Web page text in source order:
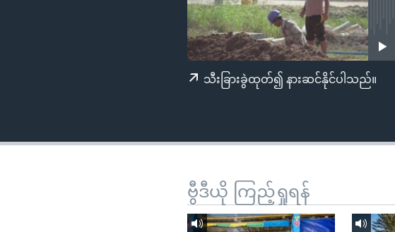
ရန်
သီးခြားခွဲထုတ်၍ နားဆင်နိုင်ပါသည်။
ဗွီဒီယို ကြည့်ရှုရန်